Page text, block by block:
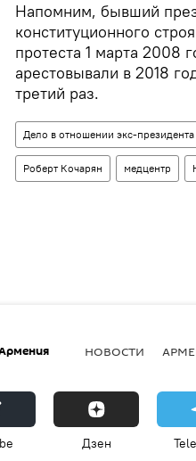
Напомним, бывший
конституционного
протеста 1 марта 2008
арестовывали в 2018
третий раз.
Дело в отношении экс-
Роберт Кочарян медцентр
НОВОСТИ
Дзен